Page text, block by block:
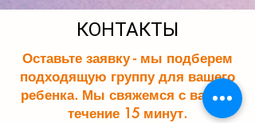
КОНТАКТЫ
Оставьте заявку - мы подберем
подходящую группу для вашего
ребенка. Мы свяжемся с вами в
течение 15 минут.